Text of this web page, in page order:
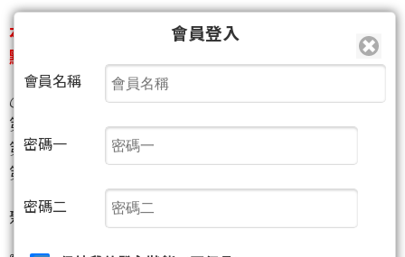
本月最終總獎金為：新台幣5,000元 + 聚財點數5,000
點
💰
第1名：新台幣 2,500元
第2名：新台幣 1,500元
第3名：新台幣 1,000元
聚財點數（前五名）：各1,000點。
會員登入
會員名稱
密碼一
密碼二